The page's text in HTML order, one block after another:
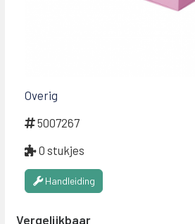
Overig
5007267
0 stukjes
Handleiding
Vergelijkbaar